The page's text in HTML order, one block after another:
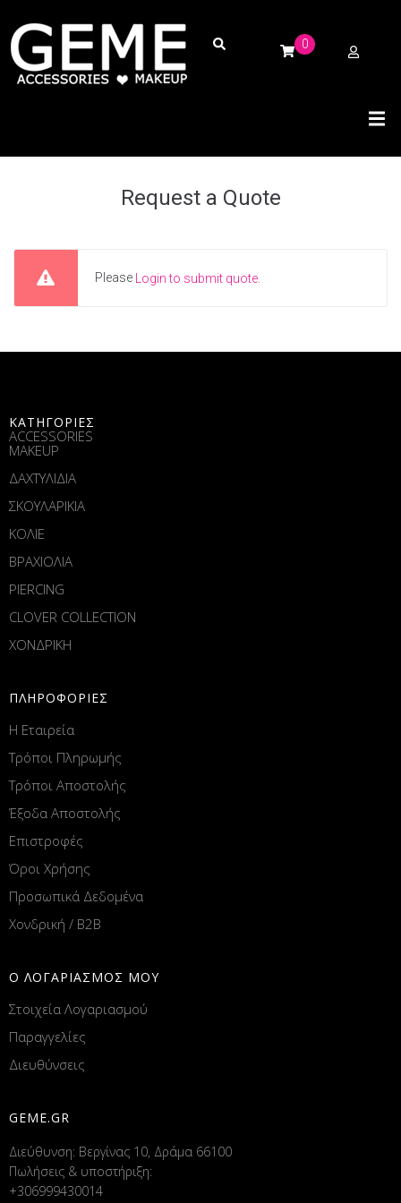
0
Request a Quote
Please Login to submit quote.
ΚΑΤΗΓΟΡΙΕΣ
ACCESSORIES
MAKEUP
ΔΑΧΤΥΛΙΔΙΑ
ΣΚΟΥΛΑΡΙΚΙΑ
ΚΟΛΙΕ
ΒΡΑΧΙΟΛΙΑ
PIERCING
CLOVER COLLECTION
ΧΟΝΔΡΙΚΗ
ΠΛΗΡΟΦΟΡΙΕΣ
Η Εταιρεία
Τρόποι Πληρωμής
Τρόποι Αποστολής
Έξοδα Αποστολής
Επιστροφές
Όροι Χρήσης
Προσωπικά Δεδομένα
Χονδρική / B2B
Ο ΛΟΓΑΡΙΑΣΜΟΣ ΜΟΥ
Στοιχεία Λογαριασμού
Παραγγελίες
Διευθύνσεις
GEME.GR
Διεύθυνση: Βεργίνας 10, Δράμα 66100
Πωλήσεις & υποστήριξη:
+306999430014